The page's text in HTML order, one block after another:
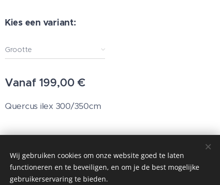
Kies een variant:
Grootte
Vanaf 199,00 €
Quercus ilex 300/350cm
© 2025 Alle rechten voorbehouden
Cookies
Wij gebruiken cookies om onze website goed te laten
functioneren en te beveiligen, en om je de best mogelijke
gebruikerservaring te bieden.